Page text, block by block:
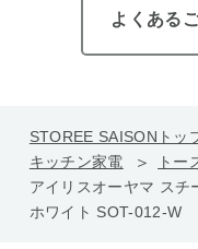
よくある
STOREE SAISONトッ
キッチン家電
トー
アイリスオーヤマ スチ
ホワイト SOT-012-W